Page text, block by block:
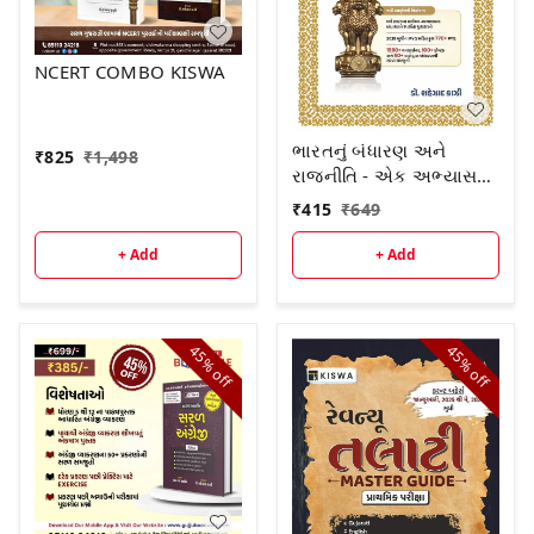
NCERT COMBO KISWA
₹825 ₹1,498
+ Add
ભારતનું બંધારણ અને
રાજનીતિ - એક અભ્યાસ
2026
₹415 ₹649
+ Add
45%
off
45%
off